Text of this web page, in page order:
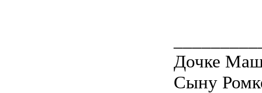
Дочке
Сыну